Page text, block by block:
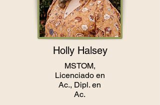
Holly Halsey
MSTOM,
Licenciado en
Ac., Dipl. en
Ac.